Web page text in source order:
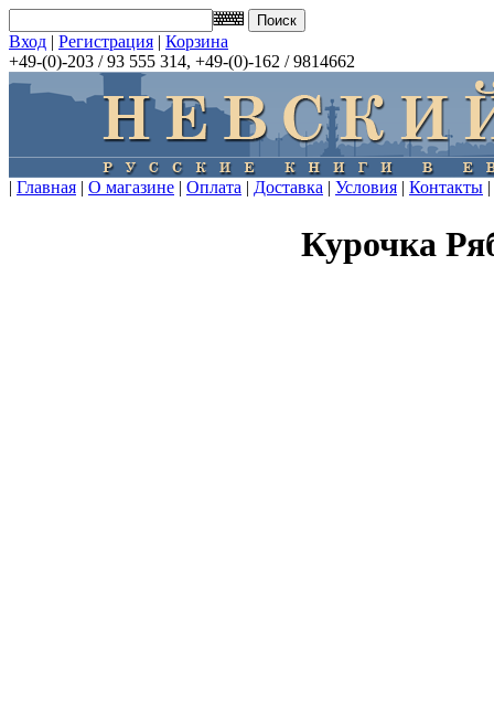
Вход | Регистрация | Корзина
+49-(0)-203 / 93 555 314, +49-(0)-162 / 9814662
| Главная | О магазине | Оплата | Доставка | Условия | Контакты |
Курочка